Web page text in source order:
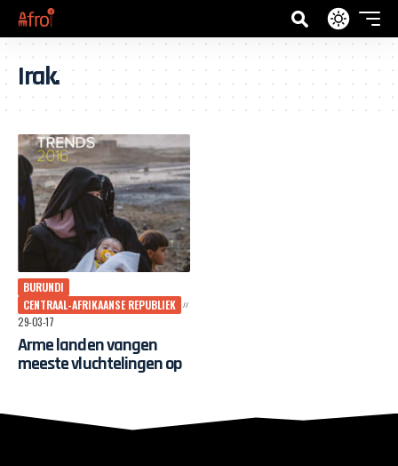
Irak.
BURUNDI
CENTRAAL-AFRIKAANSE REPUBLIEK
29-03-17
Arme landen vangen
meeste vluchtelingen op